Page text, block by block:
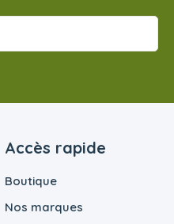
Accès rapide
Boutique
Nos marques